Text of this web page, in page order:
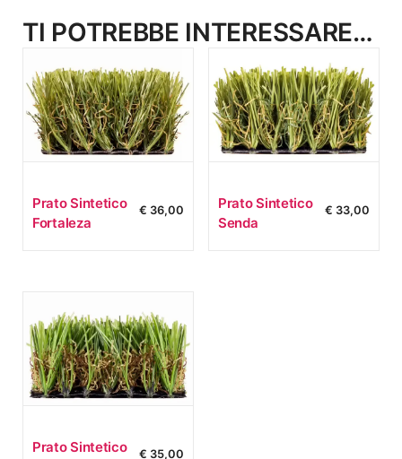
TI POTREBBE INTERESSARE…
Prato Sintetico
Fortaleza
€ 36,00
Prato Sintetico
Senda
€ 33,00
Prato Sintetico
€ 35,00